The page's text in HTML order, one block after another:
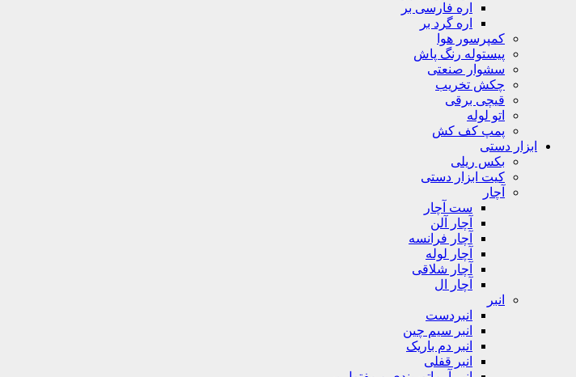
اره فارسی بر
اره گرد بر
کمپرسور هوا
پیستوله رنگ پاش
سشوار صنعتی
چکش تخریب
قیچی برقی
اتو لوله
پمپ کف کش
ابزار دستی
بکس ریلی
کیت ابزار دستی
آچار
ست آچار
آچار آلن
آچار فرانسه
آچار لوله
آچار شلاقی
آچار ال
انبر
انبردست
انبر سیم چین
انبر دم باریک
انبر قفلی